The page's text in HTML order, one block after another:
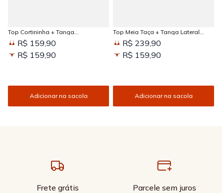
Top Cortininha + Tanga
Amarradinha Estampada Sun
KissedR$ 159,90
R$ 159,90
Adicionar na sacola
Top Meia Taça + Tanga Lateral
Larga Estampada Sun Kissed
R$ 239,90
R$ 159,90
Adicionar na sacola
Frete grátis
Parcele sem juros